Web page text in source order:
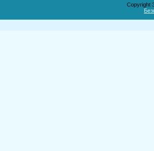
Copyright